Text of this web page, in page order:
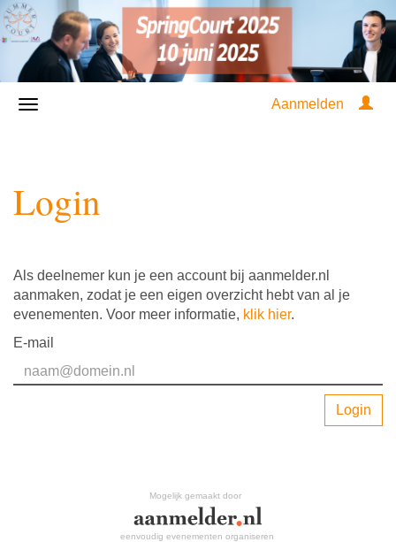
Aanmelden
Login
Als deelnemer kun je een account bij aanmelder.nl
aanmaken, zodat je een eigen overzicht hebt van al je
evenementen. Voor meer informatie, klik hier.
E-mail
Login
Mogelijk gemaakt door
eenvoudig evenementen organiseren